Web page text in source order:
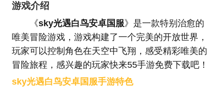
游戏介绍
《sky光遇白鸟安卓国服》是一款特别治愈的
唯美冒险游戏，游戏构建了一个完美的开放世界，
玩家可以控制角色在天空中飞翔，感受精彩唯美的
冒险旅程，感兴趣的玩家快来55手游免费下载吧！
sky光遇白鸟安卓国服手游特色